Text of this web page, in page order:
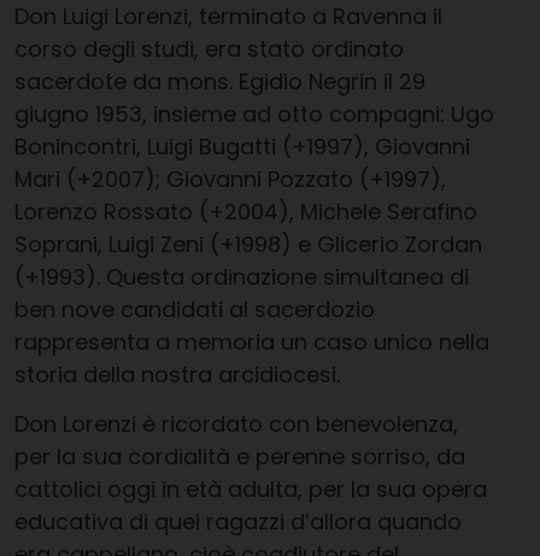
Don Luigi Lorenzi, terminato a Ravenna il
corso degli studi, era stato ordinato
sacerdote da mons. Egidio Negrin il 29
giugno 1953, insieme ad otto compagni: Ugo
Bonincontri, Luigi Bugatti (+1997), Giovanni
Mari (+2007); Giovanni Pozzato (+1997),
Lorenzo Rossato (+2004), Michele Serafino
Soprani, Luigi Zeni (+1998) e Glicerio Zordan
(+1993). Questa ordinazione simultanea di
ben nove candidati al sacerdozio
rappresenta a memoria un caso unico nella
storia della nostra arcidiocesi.
Don Lorenzi è ricordato con benevolenza,
per la sua cordialità e perenne sorriso, da
cattolici oggi in età adulta, per la sua opera
educativa di quei ragazzi d’allora quando